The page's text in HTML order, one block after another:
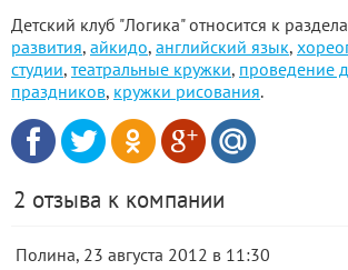
Детский клуб "Логика" относится к
развития, айкидо, английский язык,
студии, театральные кружки, проведение
праздников, кружки рисования.
2 отзыва к компании
Полина, 23 августа 2012 в 11:30